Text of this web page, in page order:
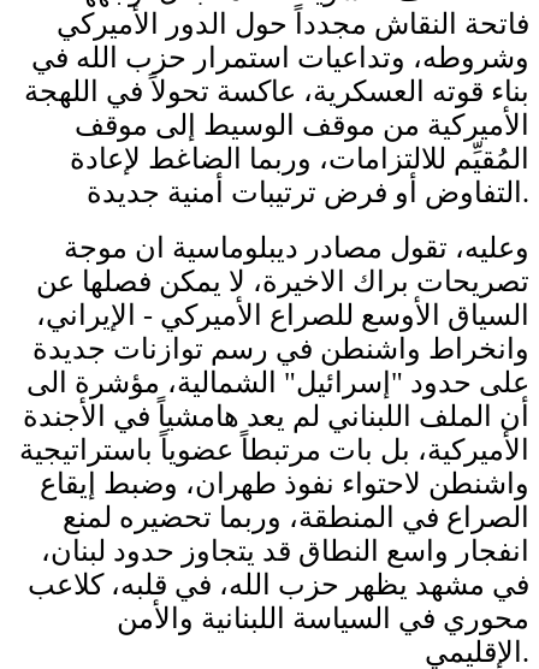
فاتحة النقاش مجدداً حول الدور الأميركي
وشروطه، وتداعيات استمرار حزب الله في
بناء قوته العسكرية، عاكسة تحولاً في اللهجة
الأميركية من موقف الوسيط إلى موقف
المُقيِّم للالتزامات، وربما الضاغط لإعادة
التفاوض أو فرض ترتيبات أمنية جديدة.
وعليه، تقول مصادر ديبلوماسية ان موجة
تصريحات براك الاخيرة، لا يمكن فصلها عن
السياق الأوسع للصراع الأميركي - الإيراني،
وانخراط واشنطن في رسم توازنات جديدة
على حدود "إسرائيل" الشمالية، مؤشرة الى
أن الملف اللبناني لم يعد هامشياً في الأجندة
الأميركية، بل بات مرتبطاً عضوياً باستراتيجية
واشنطن لاحتواء نفوذ طهران، وضبط إيقاع
الصراع في المنطقة، وربما تحضيره لمنع
انفجار واسع النطاق قد يتجاوز حدود لبنان،
في مشهد يظهر حزب الله، في قلبه، كلاعب
محوري في السياسة اللبنانية والأمن
الإقليمي.